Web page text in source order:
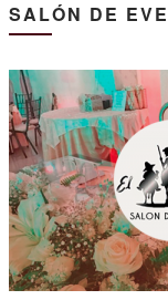
SALÓN DE